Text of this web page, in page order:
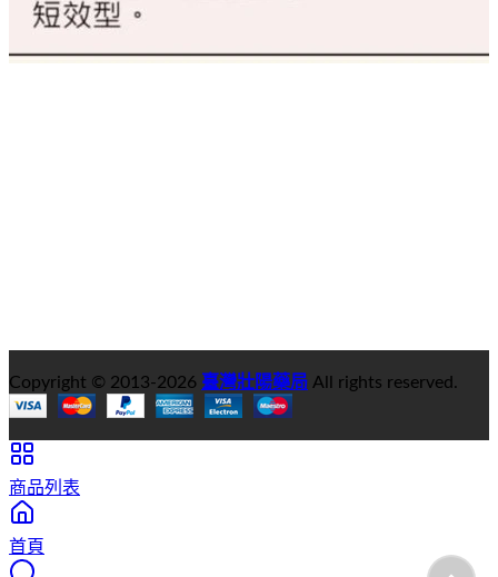
Copyright © 2013-2026 臺灣壯陽藥局 All rights reserved.
商品列表
首頁